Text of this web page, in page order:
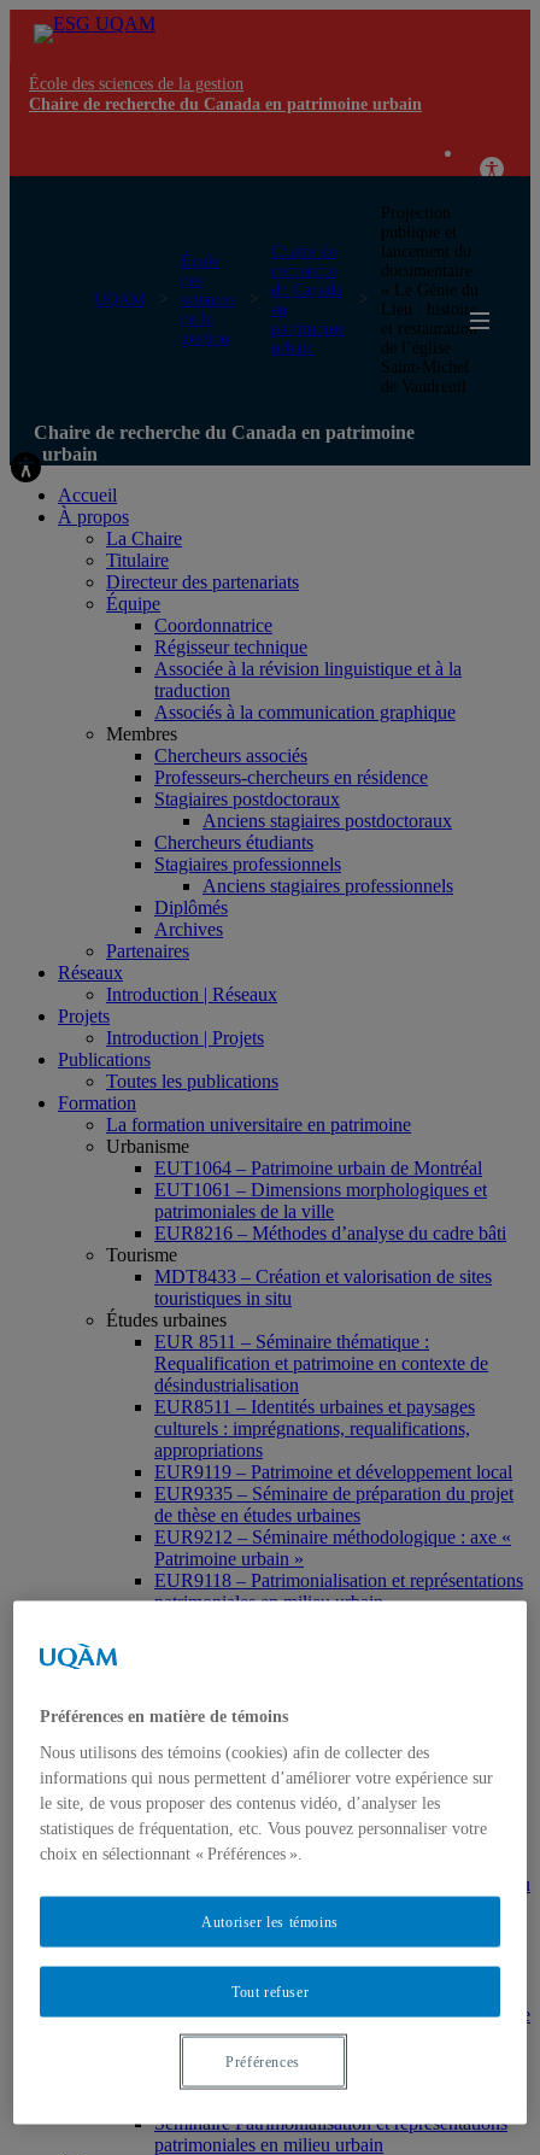
École des sciences de la gestion
Chaire de recherche du Canada en patrimoine urbain
UQAM
École
des
sciences
de la
gestion
Chaire de
recherche
du Canada
en
patrimoine
urbain
Projection
publique et
lancement du
documentaire
« Le Génie du
Lieu : histoire
et restauration
de l’église
Saint-Michel
de Vaudreuil
Chaire de recherche du Canada en patrimoine
urbain
Accueil
À propos
La Chaire
Titulaire
Directeur des partenariats
Équipe
Coordonnatrice
Régisseur technique
Associée à la révision linguistique et à la
traduction
Associés à la communication graphique
Membres
Chercheurs associés
Professeurs-chercheurs en résidence
Stagiaires postdoctoraux
Anciens stagiaires postdoctoraux
Chercheurs étudiants
Stagiaires professionnels
Anciens stagiaires professionnels
Diplômés
Archives
Partenaires
Réseaux
Introduction | Réseaux
Projets
Introduction | Projets
Publications
Toutes les publications
Formation
La formation universitaire en patrimoine
Urbanisme
EUT1064 – Patrimoine urbain de Montréal
EUT1061 – Dimensions morphologiques et
patrimoniales de la ville
EUR8216 – Méthodes d’analyse du cadre bâti
Tourisme
MDT8433 – Création et valorisation de sites
touristiques in situ
Études urbaines
EUR 8511 – Séminaire thématique :
Requalification et patrimoine en contexte de
désindustrialisation
EUR8511 – Identités urbaines et paysages
culturels : imprégnations, requalifications,
appropriations
EUR9119 – Patrimoine et développement local
EUR9335 – Séminaire de préparation du projet
de thèse en études urbaines
EUR9212 – Séminaire méthodologique : axe «
Patrimoine urbain »
EUR9118 – Patrimonialisation et représentations
patrimoniales en milieu urbain
Histoire de l’art
gestion en patrimoine
Stages
Archives
MDT8001 – Épistémologie des études
touristiques
MDT8101 – Culture et tourisme
MSL9005 – La patrimonialisation
EUR7102 – Dimensions sociales et culturelles du
EUR8216 – Méthodes d’analyse du cadre bâti
EUR8460 – Patrimoine et requalification des
espaces urbains
EUR8511 – Patrimoine et développement local
EUT1065 – Gestion et valorisation du patrimoine
urbain
Séminaire d’exploration en études urbaines –
Patrimonialisation et représentations
Séminaire Patrimonialisation et représentations
patrimoniales en milieu urbain
Préférences en matière de témoins
Nous utilisons des témoins (cookies) afin de collecter des
informations qui nous permettent d’améliorer votre expérience sur
le site, de vous proposer des contenus vidéo, d’analyser les
statistiques de fréquentation, etc. Vous pouvez personnaliser votre
choix en sélectionnant « Préférences ».
Tout refuser
Autoriser les témoins
Préférences